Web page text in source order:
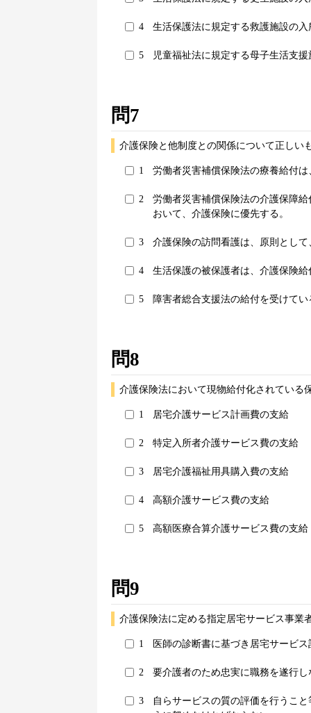
4 生活保護法に規定する救護施設の入
5 児童福祉法に規定する母子生活支
問7
介護保険と他制度との関係について正しい
1 労働者災害補償保険法の療養給付
2
労働者災害補償保険法の介護保障
おいて、介護保険に優先する。
3 介護保険の訪問看護は、原則とし
4 生活保護の被保護者は、介護保険
5 障害者総合支援法の給付を受けて
問8
介護保険法において現物給付化されている
1 居宅介護サービス計画費の支給
2 特定入所者介護サービス費の支給
3 居宅介護福祉用具購入費の支給
4 高額介護サービス費の支給
5 高額医療合算介護サービス費の支給
問9
介護保険法に定める指定居宅サービス事業
1 医師の診断書に基づき居宅サービ
2 要介護者のため忠実に職務を遂行
3
自らサービスの質の評価を行うこ